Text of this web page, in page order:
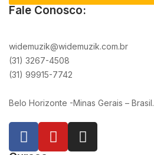
Fale Conosco:
widemuzik@widemuzik.com.br
(31) 3267-4508
(31) 99915-7742
Belo Horizonte -Minas Gerais – Brasil.